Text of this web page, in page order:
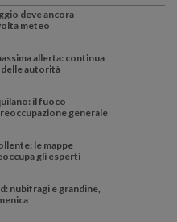
deve ancora
meteo
allerta: continua
autorità
il fuoco
generale
le mappe
gli esperti
nubifragi e grandine,